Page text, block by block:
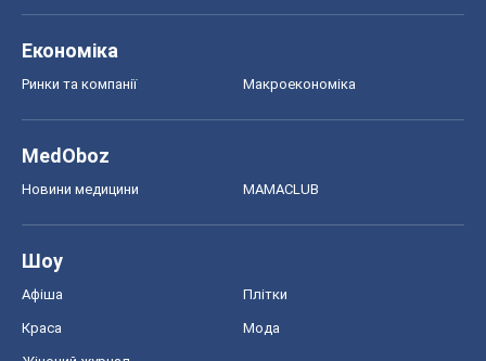
Економіка
Ринки та компанії Макроекономіка
MedOboz
Новини медицини MAMACLUB
Шоу
Афіша Плітки
Краса Мода